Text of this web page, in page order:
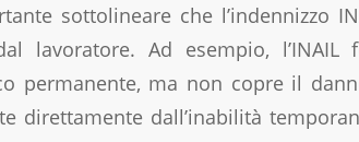
sottolineare che l’indennizzo
lavoratore. Ad esempio,
permanente, ma non copre il
direttamente dall’inabilità